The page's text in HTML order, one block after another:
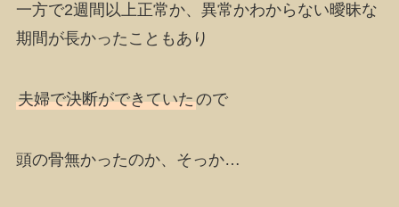
一方で2週間以上正常か、異常かわからない曖昧な
期間が長かった こともあり
夫婦で決断ができていたので
頭の骨無かったのか、そっか…